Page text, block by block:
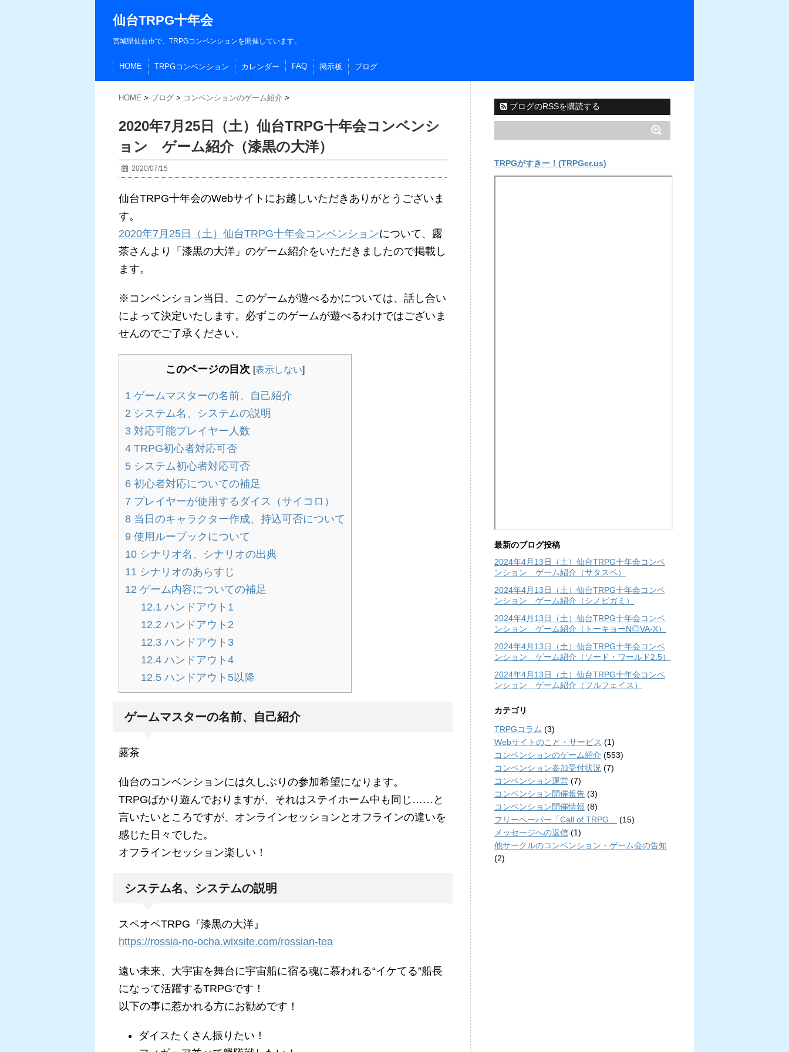
仙台TRPG十年会
宮城県仙台市で、TRPGコンベンションを開催しています。
HOME TRPGコンベンション カレンダー FAQ 掲示板 ブログ
HOME > ブログ > コンベンションのゲーム紹介 >
2020年7月25日（土）仙台TRPG十年会コンベンシ
ョン ゲーム紹介（漆黒の大洋）
2020/07/15
仙台TRPG十年会のWebサイトにお越しいただきありがとうございま
す。
2020年7月25日（土）仙台TRPG十年会コンベンションについて、露
茶さんより「漆黒の大洋」のゲーム紹介をいただきましたので掲載し
ます。
※コンベンション当日、このゲームが遊べるかについては、話し合い
によって決定いたします。必ずこのゲームが遊べるわけではございま
せんのでご了承ください。
このページの目次 [表示しない]
1 ゲームマスターの名前、自己紹介
2 システム名、システムの説明
3 対応可能プレイヤー人数
4 TRPG初心者対応可否
5 システム初心者対応可否
6 初心者対応についての補足
7 プレイヤーが使用するダイス（サイコロ）
8 当日のキャラクター作成、持込可否について
9 使用ルーブックについて
10 シナリオ名、シナリオの出典
11 シナリオのあらすじ
12 ゲーム内容についての補足
12.1 ハンドアウト1
12.2 ハンドアウト2
12.3 ハンドアウト3
12.4 ハンドアウト4
12.5 ハンドアウト5以降
ゲームマスターの名前、自己紹介
露茶
仙台のコンベンションには久しぶりの参加希望になります。
TRPGばかり遊んでおりますが、それはステイホーム中も同じ……と
言いたいところですが、オンラインセッションとオフラインの違いを
感じた日々でした。
オフラインセッション楽しい！
システム名、システムの説明
スペオペTRPG『漆黒の大洋』
https://rossia-no-ocha.wixsite.com/rossian-tea
遠い未来、大宇宙を舞台に宇宙船に宿る魂に慕われる“イケてる”船長
になって活躍するTRPGです！
以下の事に惹かれる方にお勧めです！
ダイスたくさん振りたい！
ブログのRSSを購読する
TRPGがすきー！(TRPGer.us)
最新のブログ投稿
2024年4月13日（土）仙台TRPG十年会コンベ
ンション ゲーム紹介（サタスペ）
2024年4月13日（土）仙台TRPG十年会コンベ
ンション ゲーム紹介（シノビガミ）
2024年4月13日（土）仙台TRPG十年会コンベ
ンション ゲーム紹介（トーキョーN◎VA-X）
2024年4月13日（土）仙台TRPG十年会コンベ
ンション ゲーム紹介（ソード・ワールド2.5）
2024年4月13日（土）仙台TRPG十年会コンベ
ンション ゲーム紹介（フルフェイス）
カテゴリ
TRPGコラム (3)
Webサイトのこと・サービス (1)
コンベンションのゲーム紹介 (553)
コンベンション参加受付状況 (7)
コンベンション運営 (7)
コンベンション開催報告 (3)
コンベンション開催情報 (8)
フリーペーパー「Call of TRPG」
(15)
メッセージへの返信 (1)
他サークルのコンベンション・ゲーム会の告知
(2)